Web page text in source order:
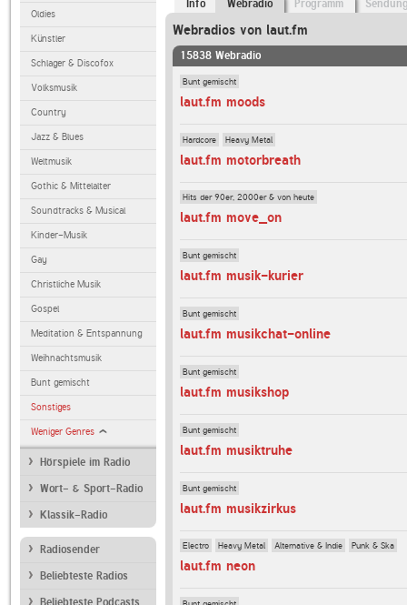
Oldies
Künstler
Schlager & Discofox
Volksmusik
Country
Jazz & Blues
Weltmusik
Gothic & Mittelalter
Soundtracks & Musical
Kinder-Musik
Gay
Christliche Musik
Gospel
Meditation & Entspannung
Weihnachtsmusik
Bunt gemischt
Sonstiges
Weniger Genres
Hörspiele im Radio
Wort- & Sport-Radio
Klassik-Radio
Radiosender
Beliebteste Radios
Beliebteste Podcasts
Info Webradio Programm
Webradios von laut.fm
15838 Webradio
Bunt gemischt
laut.fm moods
Hardcore Heavy Metal
laut.fm motorbreath
Hits der 90er, 2000er & von heute
laut.fm move_on
Bunt gemischt
laut.fm musik-kurier
Bunt gemischt
laut.fm musikchat-online
Bunt gemischt
laut.fm musikshop
Bunt gemischt
laut.fm musiktruhe
Bunt gemischt
laut.fm musikzirkus
Electro Heavy Metal Alternative & Indie Punk & Ska
laut.fm neon